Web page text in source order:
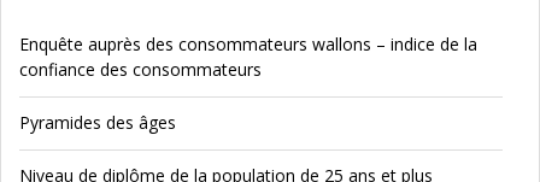
Enquête auprès des consommateurs wallons – indice de la
confiance des consommateurs
Pyramides des âges
Niveau de diplôme de la population de 25 ans et plus